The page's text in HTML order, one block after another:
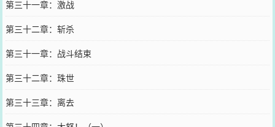
第三十一章：激战
第三十二章：斩杀
第三十一章：战斗结束
第三十二章：珠世
第三十三章：离去